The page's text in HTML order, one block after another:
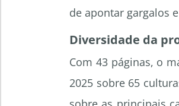
de apontar gargalos
Diversidade da
Com 43 páginas, o
2025 sobre 65